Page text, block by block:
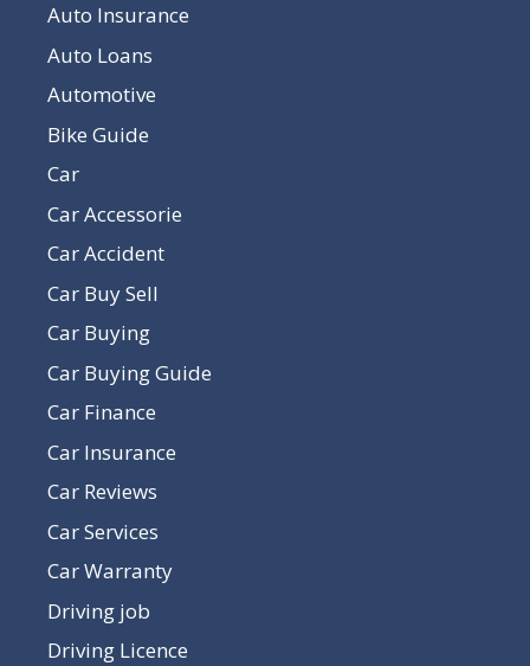
Auto Insurance
Auto Loans
Automotive
Bike Guide
Car
Car Accessorie
Car Accident
Car Buy Sell
Car Buying
Car Buying Guide
Car Finance
Car Insurance
Car Reviews
Car Services
Car Warranty
Driving job
Driving Licence